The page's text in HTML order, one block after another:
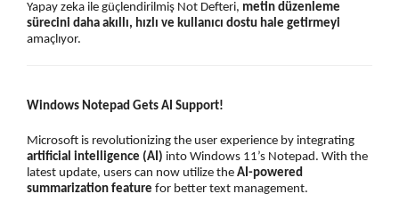
Yapay zeka ile güçlendirilmiş Not Defteri, metin düzenleme
sürecini daha akıllı, hızlı ve kullanıcı dostu hale getirmeyi
amaçlıyor.
Windows Notepad Gets AI Support!
Microsoft is revolutionizing the user experience by integrating
artificial intelligence (AI) into Windows 11’s Notepad. With the
latest update, users can now utilize the AI-powered
summarization feature for better text management.